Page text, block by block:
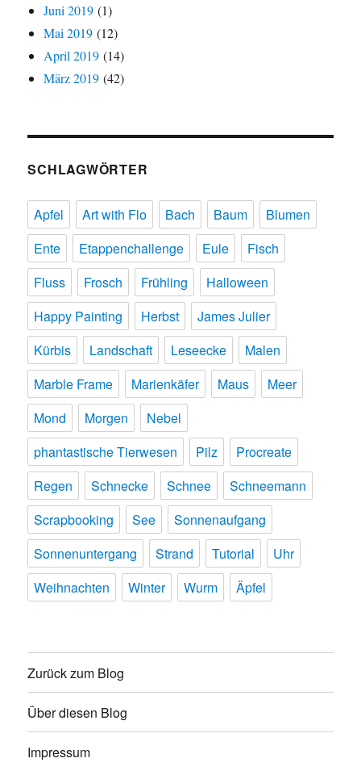
Juni 2019 (1)
Mai 2019 (12)
April 2019 (14)
März 2019 (42)
SCHLAGWÖRTER
Apfel Art with Flo Bach Baum
Blumen
Ente
Etappenchallenge Eule
Fisch
Fluss
Frosch Frühling
Halloween
Happy Painting
Herbst
James Julier
Kürbis
Landschaft Leseecke
Malen
Marble Frame
Marienkäfer Maus
Meer
Mond
Morgen
Nebel
phantastische Tierwesen
Pilz
Procreate
Regen
Schnecke Schnee
Schneemann
Scrapbooking
See
Sonnenaufgang
Sonnenuntergang
Strand Tutorial
Uhr
Weihnachten
Winter Wurm Äpfel
Zurück zum Blog
Über diesen Blog
Impressum